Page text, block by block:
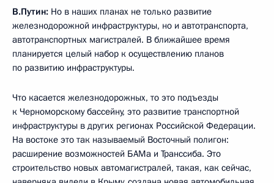
В.Путин: Но в наших планах не только развитие
железнодорожной инфраструктуры, но и автотранспорта,
автотранспортных магистралей. В ближайшее время
планируется целый набор к осуществлению планов
по развитию инфраструктуры.
Что касается железнодорожных, то это подъезды
к Черноморскому бассейну, это развитие транспортной
инфраструктуры в других регионах Российской Федерации.
На востоке это так называемый Восточный полигон:
расширение возможностей БАМа и Транссиба. Это
строительство новых автомагистралей, такая, как сейчас,